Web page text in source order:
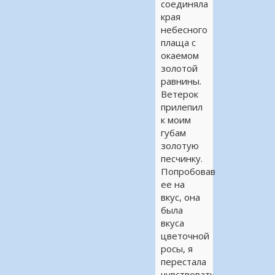
соединяла
края
небесного
плаща с
окаемом
золотой
равнины.
Ветерок
прилепил
к моим
губам
золотую
песчинку.
Попробовав
ее на
вкус, она
была
вкуса
цветочной
росы, я
перестала